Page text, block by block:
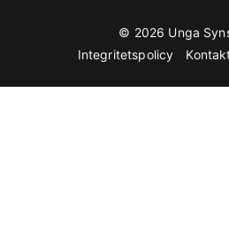
© 2026 Unga
Integritetspolicy